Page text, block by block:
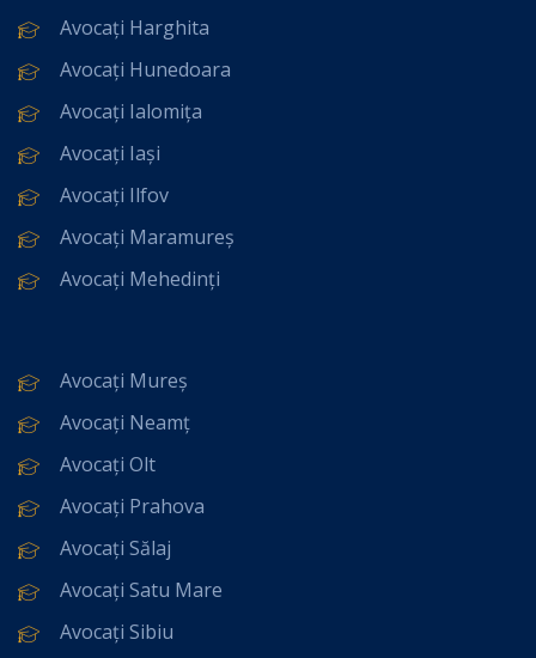
Avocați Harghita
Avocați Hunedoara
Avocați Ialomița
Avocați Iași
Avocați Ilfov
Avocați Maramureș
Avocați Mehedinți
Avocați Mureș
Avocați Neamț
Avocați Olt
Avocați Prahova
Avocați Sălaj
Avocați Satu Mare
Avocați Sibiu